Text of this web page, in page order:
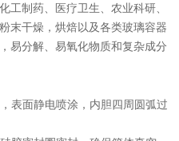
工制药、医疗卫生、农业科研、
末干燥，烘焙以及各类玻璃容器
易分解、易氧化物质和复杂成分
表面静电喷涂，内胆四周圆弧过